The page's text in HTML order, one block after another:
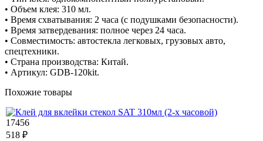
• Объем клея: 310 мл.
• Время схватывания: 2 часа (с подушками безопасности).
• Время затвердевания: полное через 24 часа.
• Совместимость: автостекла легковых, грузовых авто,
спецтехники.
• Страна производства: Китай.
• Артикул: GDB-120kit.
Похожие товары
17456
518 ₽